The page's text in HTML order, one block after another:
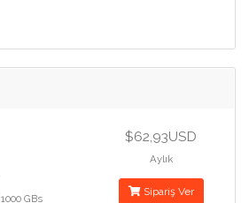
1000 GBs
$62,93USD
Aylık
Sipariş Ver